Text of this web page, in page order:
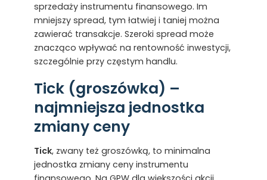
sprzedaży instrumentu finansowego. Im
mniejszy spread, tym łatwiej i taniej można
zawierać transakcje. Szeroki spread może
znacząco wpływać na rentowność inwestycji,
szczególnie przy częstym handlu.
Tick (groszówka) –
najmniejsza jednostka
zmiany ceny
Tick, zwany też groszówką, to minimalna
jednostka zmiany ceny instrumentu